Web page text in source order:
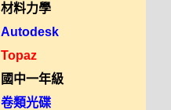
材料力學
Autodesk
Topaz
國中一年級
卷類光碟